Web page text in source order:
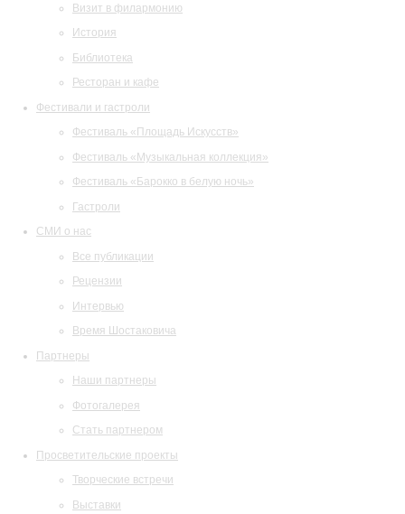
Визит в филармонию
История
Библиотека
Ресторан и кафе
Фестивали и гастроли
Фестиваль «Площадь Искусств»
Фестиваль «Музыкальная коллекция»
Фестиваль «Барокко в белую ночь»
Гастроли
СМИ о нас
Все публикации
Рецензии
Интервью
Время Шостаковича
Партнеры
Наши партнеры
Фотогалерея
Стать партнером
Просветительские проекты
Творческие встречи
Выставки